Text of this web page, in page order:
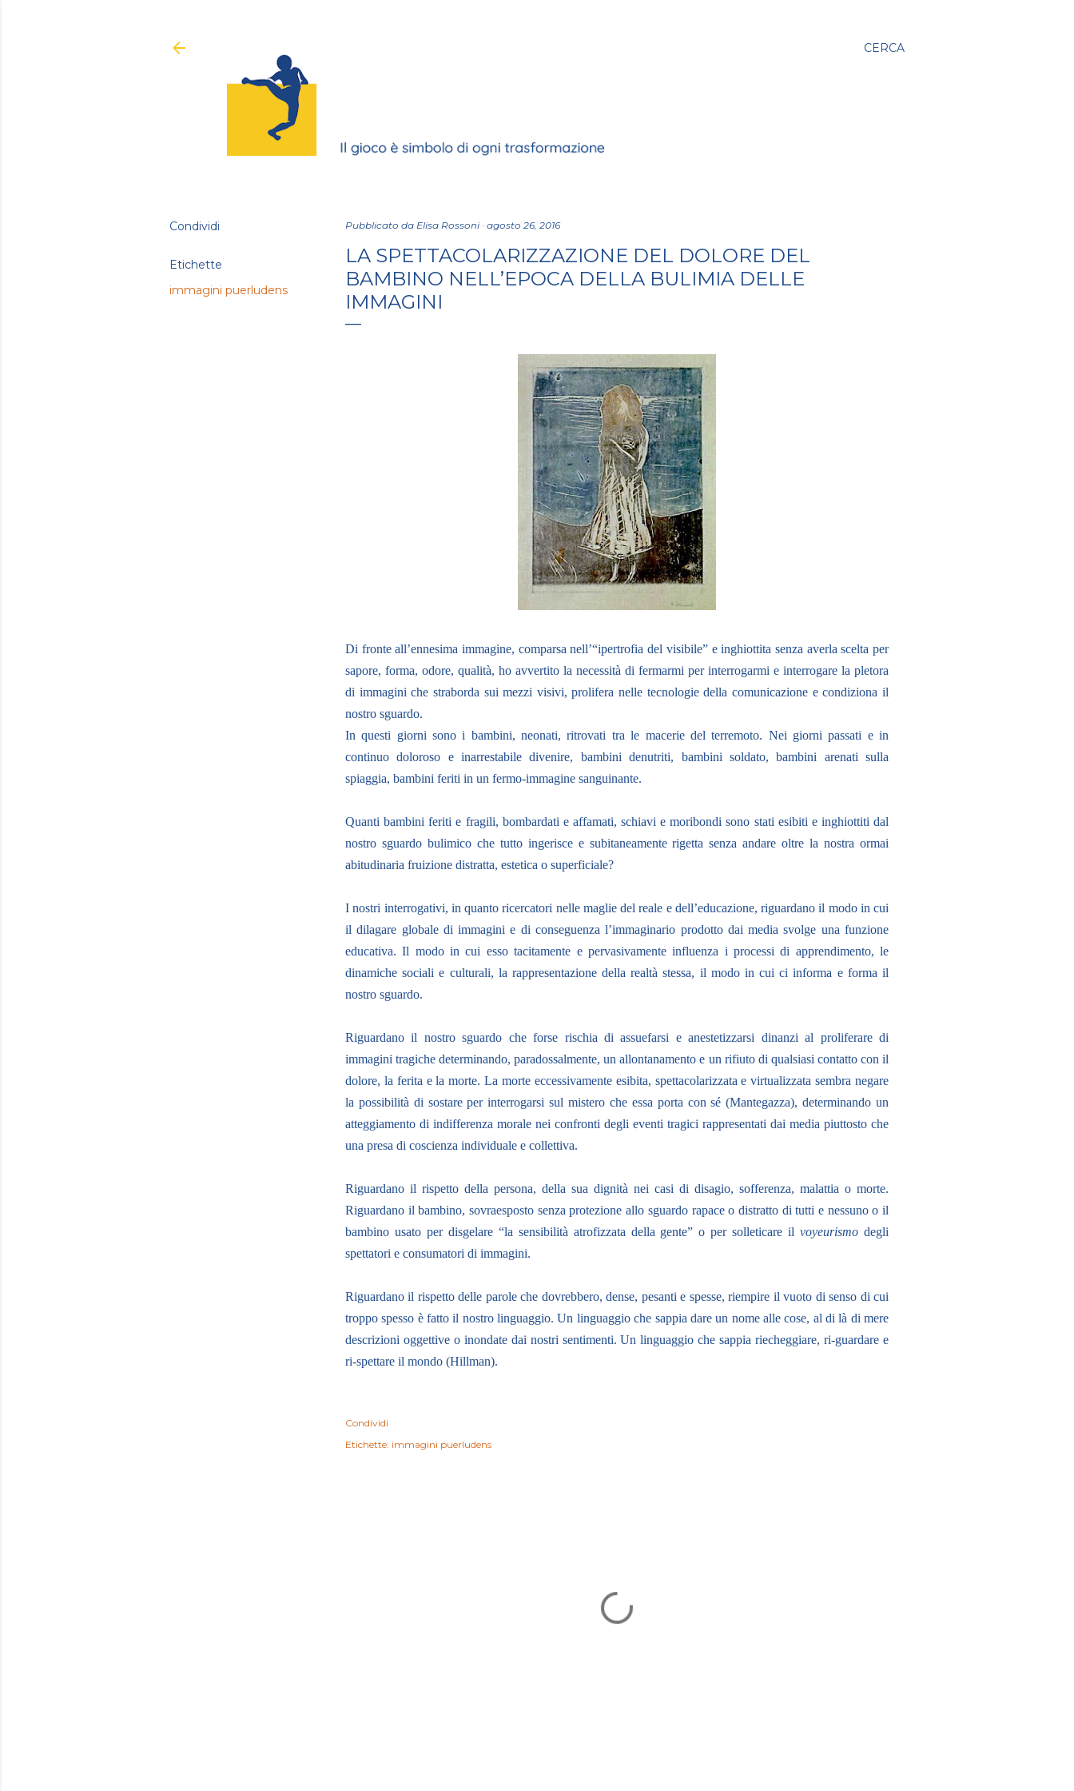
CERCA
Condividi
Etichette
immagini puerludens
Pubblicato da Elisa Rossoni agosto 26, 2016
LA SPETTACOLARIZZAZIONE DEL DOLORE DEL
BAMBINO NELL’EPOCA DELLA BULIMIA DELLE
IMMAGINI
Di fronte all’ennesima immagine, comparsa nell’“ipertrofia del visibile” e inghiottita senza averla scelta per
sapore, forma, odore, qualità, ho avvertito la necessità di fermarmi per interrogarmi e interrogare la pletora
di immagini che straborda sui mezzi visivi, prolifera nelle tecnologie della comunicazione e condiziona il
nostro sguardo.
In questi giorni sono i bambini, neonati, ritrovati tra le macerie del terremoto. Nei giorni passati e in
continuo doloroso e inarrestabile divenire, bambini denutriti, bambini soldato, bambini arenati sulla
spiaggia, bambini feriti in un fermo-immagine sanguinante.
Quanti bambini feriti e fragili, bombardati e affamati, schiavi e moribondi sono stati esibiti e inghiottiti dal
nostro sguardo bulimico che tutto ingerisce e subitaneamente rigetta senza andare oltre la nostra ormai
abitudinaria fruizione distratta, estetica o superficiale?
I nostri interrogativi, in quanto ricercatori nelle maglie del reale e dell’educazione, riguardano il modo in cui
il dilagare globale di immagini e di conseguenza l’immaginario prodotto dai media svolge una funzione
educativa. Il modo in cui esso tacitamente e pervasivamente influenza i processi di apprendimento, le
dinamiche sociali e culturali, la rappresentazione della realtà stessa, il modo in cui ci informa e forma il
nostro sguardo.
Riguardano il nostro sguardo che forse rischia di assuefarsi e anestetizzarsi dinanzi al proliferare di
immagini tragiche determinando, paradossalmente, un allontanamento e un rifiuto di qualsiasi contatto con il
dolore, la ferita e la morte. La morte eccessivamente esibita, spettacolarizzata e virtualizzata sembra negare
la possibilità di sostare per interrogarsi sul mistero che essa porta con sé (Mantegazza), determinando un
atteggiamento di indifferenza morale nei confronti degli eventi tragici rappresentati dai media piuttosto che
una presa di coscienza individuale e collettiva.
Riguardano il rispetto della persona, della sua dignità nei casi di disagio, sofferenza, malattia o morte.
Riguardano il bambino, sovraesposto senza protezione allo sguardo rapace o distratto di tutti e nessuno o il
bambino usato per disgelare “la sensibilità atrofizzata della gente” o per solleticare ilvoyeurismo degli
spettatori e consumatori di immagini.
Riguardano il rispetto delle parole che dovrebbero, dense, pesanti e spesse, riempire il vuoto di senso di cui
troppo spesso è fatto il nostro linguaggio. Un linguaggio che sappia dare un nome alle cose, al di là di mere
descrizioni oggettive o inondate dai nostri sentimenti. Un linguaggio che sappia riecheggiare, ri-guardare e
ri-spettare il mondo (Hillman).
Condividi
Etichette: immagini puerludens